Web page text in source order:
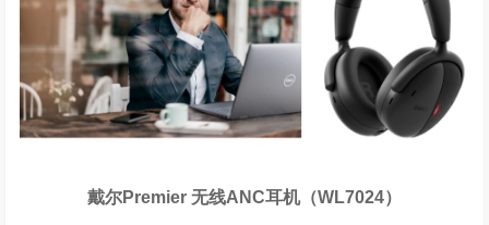
戴尔Premier 无线ANC耳机（WL7024）